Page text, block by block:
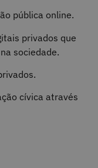
pública online.
privados que
sociedade.
cívica através